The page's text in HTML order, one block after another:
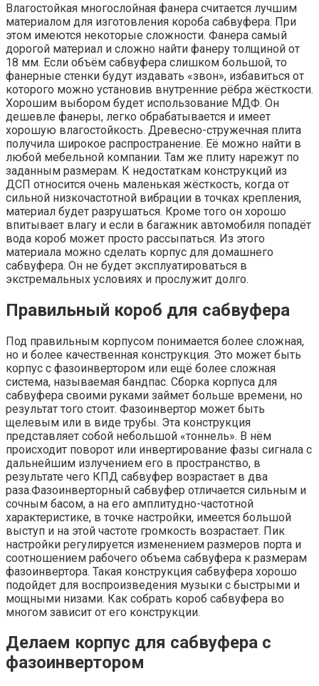
Влагостойкая многослойная фанера считается лучшим
материалом для изготовления короба сабвуфера. При
этом имеются некоторые сложности. Фанера самый
дорогой материал и сложно найти фанеру толщиной от
18 мм. Если объём сабвуфера слишком большой, то
фанерные стенки будут издавать «звон», избавиться от
которого можно установив внутренние рёбра жёсткости.
Хорошим выбором будет использование МДФ. Он
дешевле фанеры, легко обрабатывается и имеет
хорошую влагостойкость. Древесно-стружечная плита
получила широкое распространение. Её можно найти в
любой мебельной компании. Там же плиту нарежут по
заданным размерам. К недостаткам конструкций из
ДСП относится очень маленькая жёсткость, когда от
сильной низкочастотной вибрации в точках крепления,
материал будет разрушаться. Кроме того он хорошо
впитывает влагу и если в багажник автомобиля попадёт
вода короб может просто рассыпаться. Из этого
материала можно сделать корпус для домашнего
сабвуфера. Он не будет эксплуатироваться в
экстремальных условиях и прослужит долго.
Правильный короб для сабвуфера
Под правильным корпусом понимается более сложная,
но и более качественная конструкция. Это может быть
корпус с фазоинвертором или ещё более сложная
система, называемая бандпас. Сборка корпуса для
сабвуфера своими руками займет больше времени, но
результат того стоит. Фазоинвертор может быть
щелевым или в виде трубы. Эта конструкция
представляет собой небольшой «тоннель». В нём
происходит поворот или инвертирование фазы сигнала с
дальнейшим излучением его в пространство, в
результате чего КПД сабвуфер возрастает в два
раза.Фазоинверторный сабвуфер отличается сильным и
сочным басом, а на его амплитудно-частотной
характеристике, в точке настройки, имеется большой
выступ и на этой частоте громкость возрастает. Пик
настройки регулируется изменением размеров порта и
соотношением рабочего объема сабвуфера к размерам
фазоинвертора. Такая конструкция сабвуфера хорошо
подойдет для воспроизведения музыки с быстрыми и
мощными низами. Как собрать короб сабвуфера во
многом зависит от его конструкции.
Делаем корпус для сабвуфера с
фазоинвертором